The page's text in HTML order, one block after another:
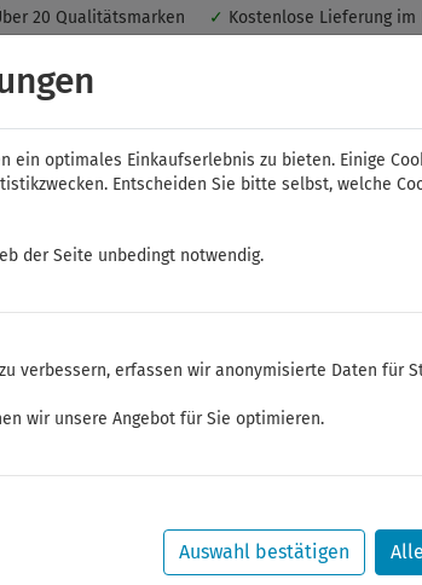
20 Qualitätsmarken ✓ Kostenlose Lieferung
Einkaufserlebnis. Dabei werden
Cookies ist der Funktionsumfang des Online-
ELORA FELO Bauer &
Sommerferien
28.07.2026 und 21.08.2026 machen auch wir
in diesem Zeitraum werden ab dem
ein optimales Einkaufserlebnis zu bieten. Einige
Entscheiden Sie bitte selbst, welche
der Seite unbedingt notwendig.
verbessern, erfassen wir anonymisierte Daten für
wir unsere Angebot für Sie optimieren.
Auswahl bestätigen